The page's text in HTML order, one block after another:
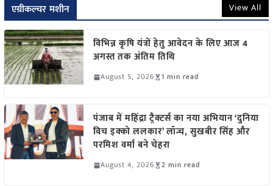
एग्रीकल्चर मशीन View All
विभिन्न कृषि यंत्रों हेतु आवेदन के लिए आज 4
अगस्त तक अंतिम तिथि
August 5, 2026 1 min read
पंजाब में महिंद्रा ट्रैक्टर्स का नया अभियान ‘दुनिया
विच इक्को ललकार’ लॉन्च, सुखबीर सिंह और
परमिश वर्मा बने चेहरा
August 4, 2026 2 min read